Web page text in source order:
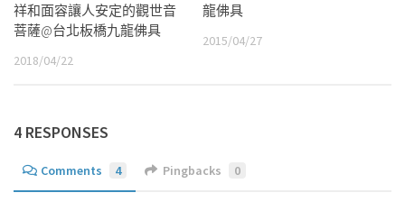
祥和面容讓人安定的觀世音
菩薩@台北板橋九龍佛具
2018/04/22
龍佛具
2015/04/27
4 RESPONSES
Comments 4 Pingbacks 0